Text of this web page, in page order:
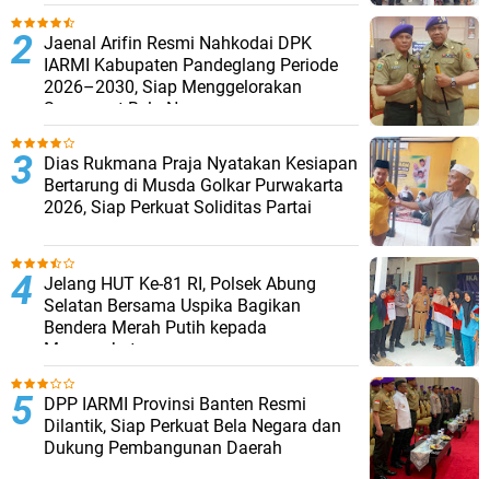
Jaenal Arifin Resmi Nahkodai DPK
IARMI Kabupaten Pandeglang Periode
2026–2030, Siap Menggelorakan
Semangat Bela Negara
Dias Rukmana Praja Nyatakan Kesiapan
Bertarung di Musda Golkar Purwakarta
2026, Siap Perkuat Soliditas Partai
Jelang HUT Ke-81 RI, Polsek Abung
Selatan Bersama Uspika Bagikan
Bendera Merah Putih kepada
Masyarakat
DPP IARMI Provinsi Banten Resmi
Dilantik, Siap Perkuat Bela Negara dan
Dukung Pembangunan Daerah